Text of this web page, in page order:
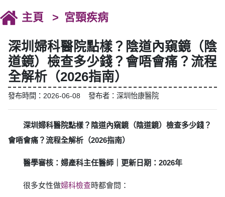
主頁 宮頸疾病
深圳婦科醫院點樣？陰道內窺鏡（陰
道鏡）檢查多少錢？會唔會痛？流程
全解析（2026指南）
發布時間：2026-06-08 發布者：深圳怡康醫院
深圳婦科醫院點樣？陰道內窺鏡（陰道鏡）檢查多少錢？
會唔會痛？流程全解析（2026指南）
醫學審核：婦產科主任醫師｜更新日期：2026年
很多女性做婦科檢查時都會問：